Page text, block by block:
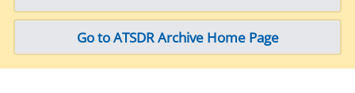
Go to ATSDR Archive Home Page